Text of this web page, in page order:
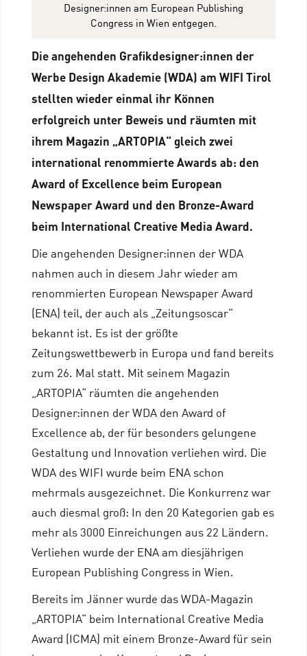
Designer:innen am European Publishing
Congress in Wien entgegen.
Die angehenden Grafikdesigner:innen der
Werbe Design Akademie (WDA) am WIFI Tirol
stellten wieder einmal ihr Können
erfolgreich unter Beweis und räumten mit
ihrem Magazin „ARTOPIA“ gleich zwei
international renommierte Awards ab: den
Award of Excellence beim European
Newspaper Award und den Bronze-Award
beim International Creative Media Award.
Die angehenden Designer:innen der WDA
nahmen auch in diesem Jahr wieder am
renommierten European Newspaper Award
(ENA) teil, der auch als „Zeitungsoscar“
bekannt ist. Es ist der größte
Zeitungswettbewerb in Europa und fand bereits
zum 26. Mal statt. Mit seinem Magazin
„ARTOPIA“ räumten die angehenden
Designer:innen der WDA den Award of
Excellence ab, der für besonders gelungene
Gestaltung und Innovation verliehen wird. Die
WDA des WIFI wurde beim ENA schon
mehrmals ausgezeichnet. Die Konkurrenz war
auch diesmal groß: In den 20 Kategorien gab es
mehr als 3000 Einreichungen aus 22 Ländern.
Verliehen wurde der ENA am diesjährigen
European Publishing Congress in Wien.
Bereits im Jänner wurde das WDA-Magazin
„ARTOPIA“ beim International Creative Media
Award (ICMA) mit einem Bronze-Award für sein